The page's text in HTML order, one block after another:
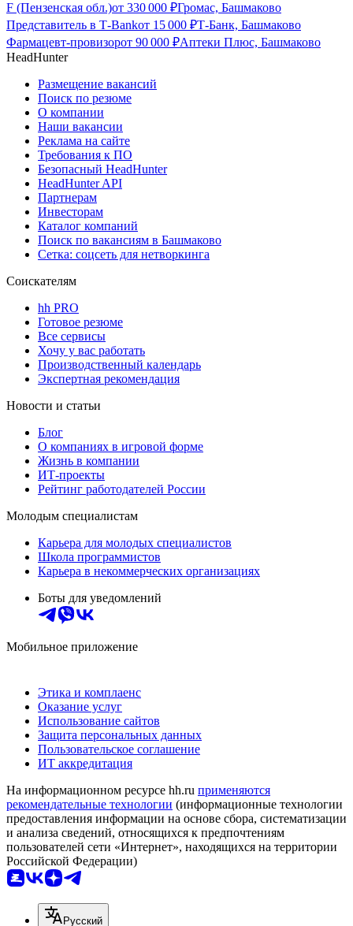
F (Пензенская обл.)от 330 000 ₽Громас, Башмаково
Представитель в Т-Bankот 15 000 ₽Т-Банк, Башмаково
Фармацевт-провизорот 90 000 ₽Аптеки Плюс, Башмаково
HeadHunter
Размещение вакансий
Поиск по резюме
О компании
Наши вакансии
Реклама на сайте
Требования к ПО
Безопасный HeadHunter
HeadHunter API
Партнерам
Инвесторам
Каталог компаний
Поиск по вакансиям в Башмаково
Сетка: соцсеть для нетворкинга
Соискателям
hh PRO
Готовое резюме
Все сервисы
Хочу у вас работать
Производственный календарь
Экспертная рекомендация
Новости и статьи
Блог
О компаниях в игровой форме
Жизнь в компании
ИТ-проекты
Рейтинг работодателей России
Молодым специалистам
Карьера для молодых специалистов
Школа программистов
Карьера в некоммерческих организациях
Боты для уведомлений
Мобильное приложение
Этика и комплаенс
Оказание услуг
Использование сайтов
Защита персональных данных
Пользовательское соглашение
ИТ аккредитация
На информационном ресурсе hh.ru применяются
рекомендательные технологии (информационные технологии
предоставления информации на основе сбора, систематизации
и анализа сведений, относящихся к предпочтениям
пользователей сети «Интернет», находящихся на территории
Российской Федерации)
Русский